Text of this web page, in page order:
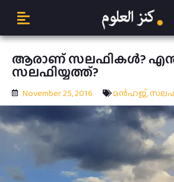
ആരാണ് സലഫികള്‍?
സലഫിയ്യത്ത്?
November 25, 2016 മന്‍ഹജ്,